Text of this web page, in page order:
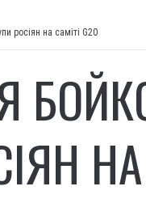
росіян на саміті G20
НА